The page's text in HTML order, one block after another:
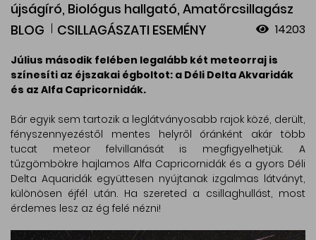
újságíró, Biológus hallgató, Amatőrcsillagász
BLOG
CSILLAGÁSZATI ESEMÉNY 14203
Július második felében legalább két meteorraj is
színesíti az éjszakai égboltot: a Déli Delta Akvaridák
és az Alfa Capricornidák.
Bár egyik sem tartozik a leglátványosabb rajok közé, derült,
fényszennyezéstől mentes helyről óránként akár több
tucat meteor felvillanását is megfigyelhetjük. A
tűzgömbökre hajlamos Alfa Capricornidák és a gyors Déli
Delta Aquaridák együttesen nyújtanak izgalmas látványt,
különösen éjfél után. Ha szereted a csillaghullást, most
érdemes lesz az ég felé nézni!